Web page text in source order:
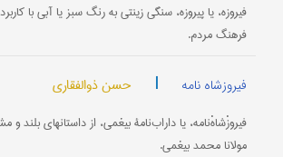
فیروزه، یا پیروزه، سنگی زینتی به رنگ سبز یا آبی با
فرهنگ مردم.
فیروزشاه نامه | حسن ذوالفقاری
فیروزْشاهْ‌نامه، یا داراب‌نامۀ بیغمی، از داستانهای بلند و
مولانا محمد بیغمی.